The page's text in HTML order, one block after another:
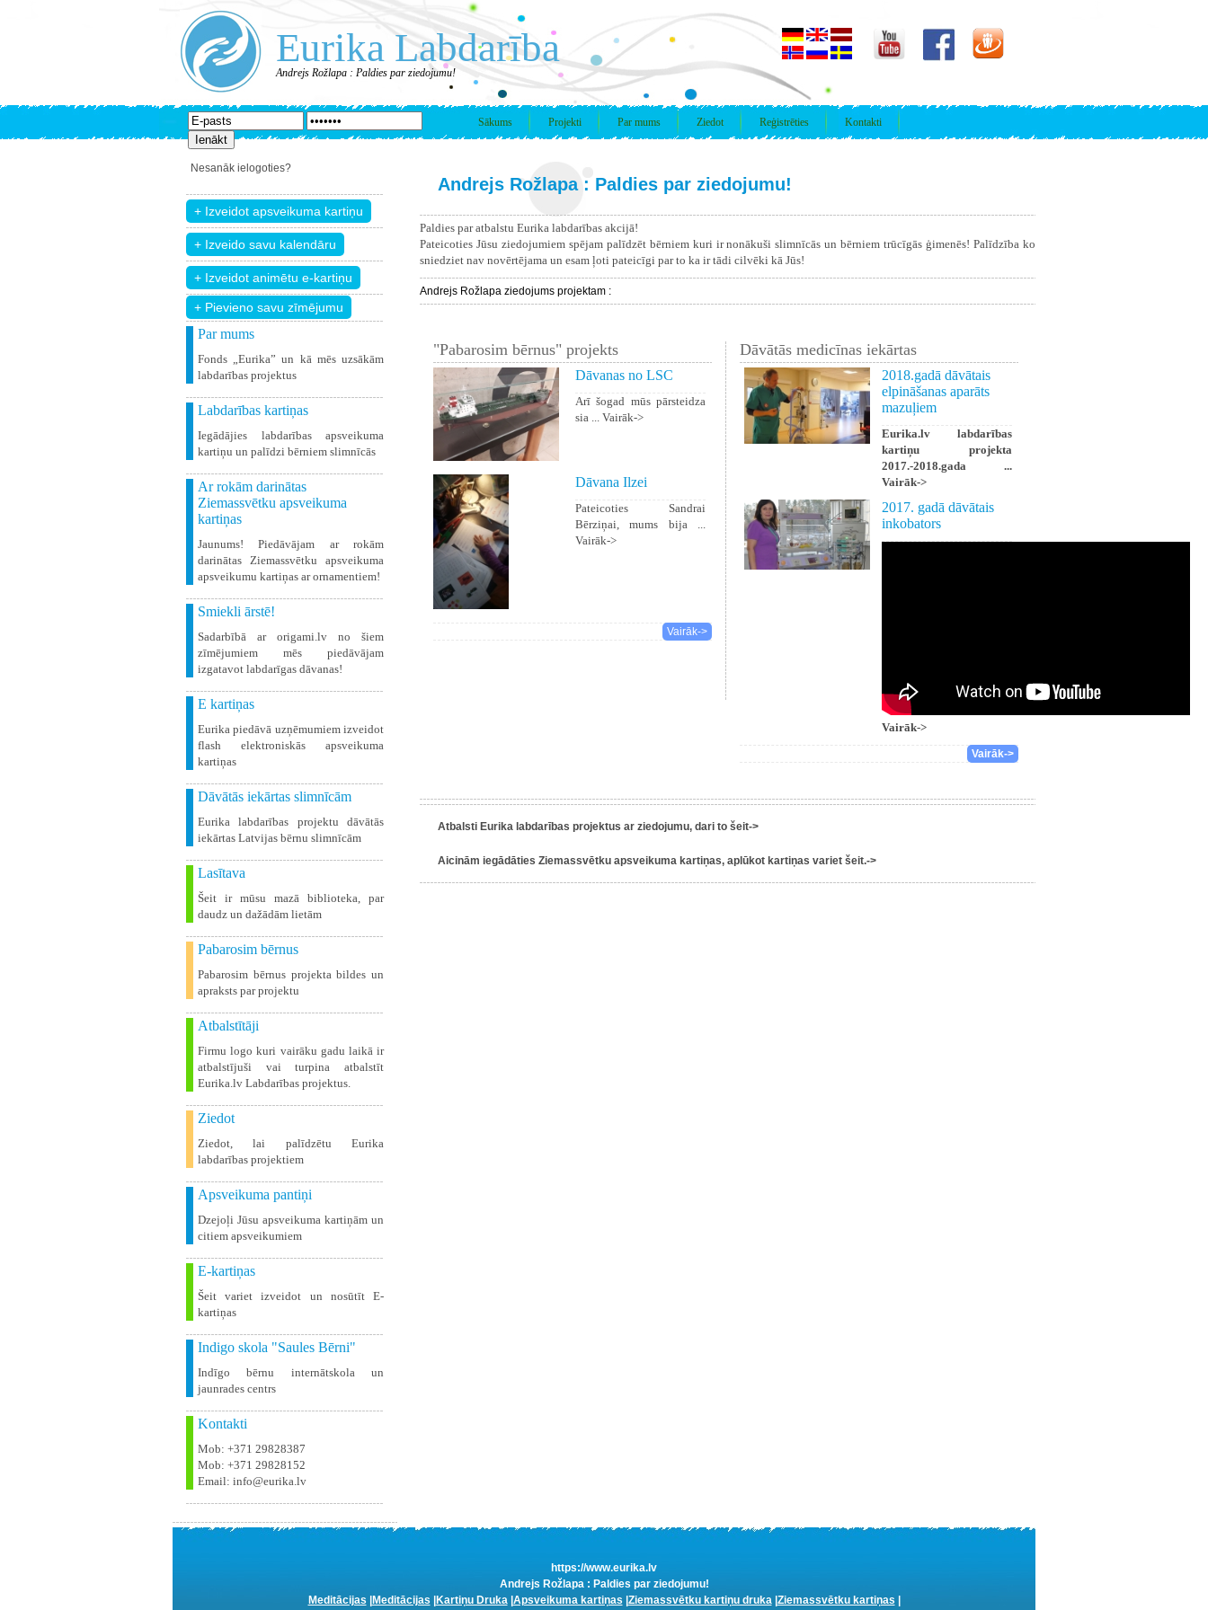
Eurika Labdarība
Andrejs Rožlapa : Paldies par ziedojumu!
Sākums Projekti Par mums Ziedot Reģistrēties Kontakti
Nesanāk ielogoties?
+ Pievieno savu zīmējumu
Par mums
Fonds „Eurika” un kā mēs uzsākām
labdarības projektus
Labdarības kartiņas
Iegādājies labdarības apsveikuma
kartiņu un palīdzi bērniem slimnīcās
Ar rokām darinātas
Ziemassvētku apsveikuma
kartiņas
Jaunums! Piedāvājam ar rokām
darinātas Ziemassvētku apsveikuma
apsveikumu kartiņas ar ornamentiem!
Smiekli ārstē!
Sadarbībā ar origami.lv no šiem
zīmējumiem mēs piedāvājam
izgatavot labdarīgas dāvanas!
E kartiņas
Eurika piedāvā uzņēmumiem izveidot
flash elektroniskās apsveikuma
kartiņas
Dāvātās iekārtas slimnīcām
Eurika labdarības projektu dāvātās
iekārtas Latvijas bērnu slimnīcām
Lasītava
Šeit ir mūsu mazā biblioteka, par
daudz un dažādām lietām
Pabarosim bērnus
Pabarosim bērnus projekta bildes un
apraksts par projektu
Atbalstītāji
Firmu logo kuri vairāku gadu laikā ir
atbalstījuši vai turpina atbalstīt
Eurika.lv Labdarības projektus.
Ziedot
Ziedot, lai palīdzētu Eurika
labdarības projektiem
Apsveikuma pantiņi
Dzejoļi Jūsu apsveikuma kartiņām un
citiem apsveikumiem
E-kartiņas
Šeit variet izveidot un nosūtīt E-
kartiņas
Indigo skola "Saules Bērni"
Indīgo bērnu internātskola un
jaunrades centrs
Kontakti
Mob: +371 29828387
Mob: +371 29828152
Email: info@eurika.lv
Andrejs Rožlapa : Paldies par ziedojumu!
Paldies par atbalstu Eurika labdarības akcijā!
Pateicoties Jūsu ziedojumiem spējam palīdzēt bērniem kuri ir nonākuši slimnīcās un bērniem trūcīgās ģimenēs! Palīdzība ko
sniedziet nav novērtējama un esam ļoti pateicīgi par to ka ir tādi cilvēki kā Jūs!
Andrejs Rožlapa ziedojums projektam :
"Pabarosim bērnus" projekts
Dāvanas no LSC
Arī šogad mūs pārsteidza
sia ... Vairāk->
Dāvana Ilzei
Pateicoties Sandrai
Bērziņai, mums bija ...
Vairāk->
Vairāk->
Dāvātās medicīnas iekārtas
2018.gadā dāvātais
elpināšanas aparāts
mazuļiem
Eurika.lv labdarības
kartiņu projekta
2017.-2018.gada ...
Vairāk->
2017. gadā dāvātais
inkobators
Vairāk->
Vairāk->
Atbalsti Eurika labdarības projektus ar ziedojumu, dari to šeit->
Aicinām iegādāties Ziemassvētku apsveikuma kartiņas, aplūkot kartiņas variet šeit.->
https://www.eurika.lv
Andrejs Rožlapa : Paldies par ziedojumu!
Meditācijas
Meditācijas Kartiņu Druka| Apsveikuma kartiņas Ziemassvētku kartiņu druka| Ziemassvētku kartiņas